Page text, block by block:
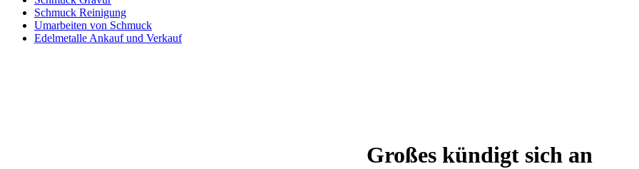
Schmuck Reinigung
Umarbeiten von Schmuck
Edelmetalle Ankauf und Verkauf
Großes kündigt sich an